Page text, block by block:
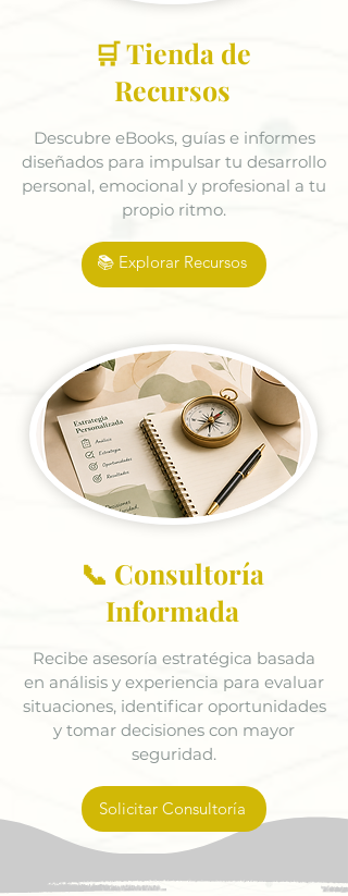
🛒 Tienda de
Recursos
Descubre eBooks, guías e informes
diseñados para impulsar tu desarrollo
personal, emocional y profesional a tu
propio ritmo.
📚 Explorar Recursos
📞 Consultoría
Informada
Recibe asesoría estratégica basada
en análisis y experiencia para evaluar
situaciones, identificar oportunidades
y tomar decisiones con mayor
seguridad.
Solicitar Consultoría